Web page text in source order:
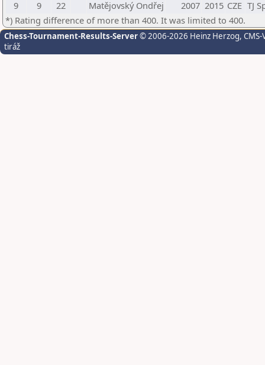
9
9 22 Matějovský Ondřej 2007 2015 CZE TJ
*) Rating difference of more than 400. It was limited to 400.
Chess-Tournament-Results-Server© 2006-2026 Heinz Herzog,
tiráž